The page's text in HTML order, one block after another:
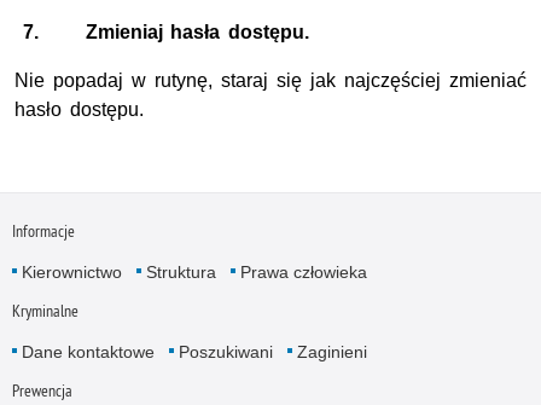
7. Zmieniaj hasła dostępu.
Nie popadaj w rutynę, staraj się jak najczęściej zmieniać
hasło dostępu.
Informacje
Kierownictwo Struktura Prawa człowieka
Kryminalne
Dane kontaktowe Poszukiwani Zaginieni
Prewencja